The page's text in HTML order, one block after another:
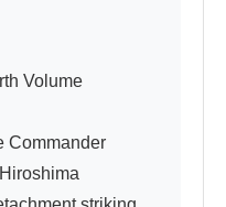
Volume
Commander